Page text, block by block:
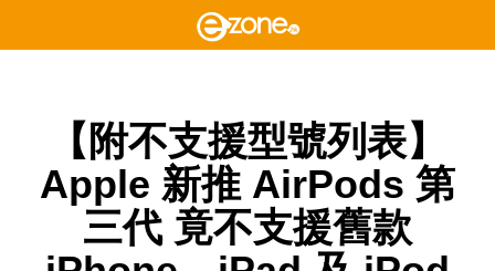
【附不支援型號列表】
Apple 新推 AirPods 第
三代 竟不支援舊款